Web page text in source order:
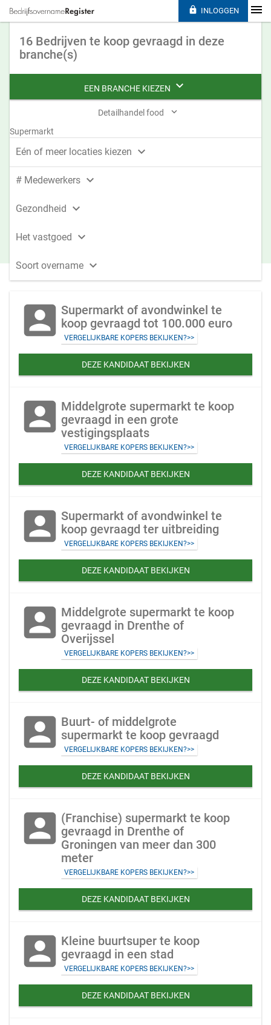
16 Bedrijven te koop gevraagd in deze
branche(s)
EEN BRANCHE KIEZEN 
Detailhandel food 
Supermarkt
Eén of meer locaties kiezen 
# Medewerkers 
Gezondheid 
Het vastgoed 
Soort overname 
account_box Supermarkt of avondwinkel te
koop gevraagd tot 100.000 euro
VERGELIJKBARE KOPERS BEKIJKEN?>>
DEZE KANDIDAAT BEKIJKEN
account_box Middelgrote supermarkt te koop
gevraagd in een grote
vestigingsplaats
VERGELIJKBARE KOPERS BEKIJKEN?>>
DEZE KANDIDAAT BEKIJKEN
account_box Supermarkt of avondwinkel te
koop gevraagd ter uitbreiding
VERGELIJKBARE KOPERS BEKIJKEN?>>
DEZE KANDIDAAT BEKIJKEN
account_box Middelgrote supermarkt te koop
gevraagd in Drenthe of
Overijssel
VERGELIJKBARE KOPERS BEKIJKEN?>>
DEZE KANDIDAAT BEKIJKEN
account_box Buurt- of middelgrote
supermarkt te koop gevraagd
VERGELIJKBARE KOPERS BEKIJKEN?>>
DEZE KANDIDAAT BEKIJKEN
account_box (Franchise) supermarkt te koop
gevraagd in Drenthe of
Groningen van meer dan 300
meter
VERGELIJKBARE KOPERS BEKIJKEN?>>
DEZE KANDIDAAT BEKIJKEN
account_box Kleine buurtsuper te koop
gevraagd in een stad
VERGELIJKBARE KOPERS BEKIJKEN?>>
DEZE KANDIDAAT BEKIJKEN
 INLOGGEN